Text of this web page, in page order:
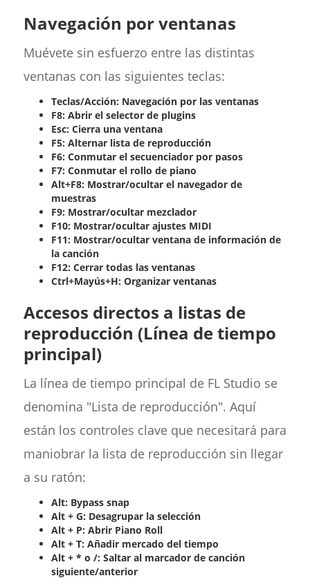
Navegación por ventanas
Muévete sin esfuerzo entre las distintas
ventanas con las siguientes teclas:
Teclas/Acción: Navegación por las ventanas
F8: Abrir el selector de plugins
Esc: Cierra una ventana
F5: Alternar lista de reproducción
F6: Conmutar el secuenciador por pasos
F7: Conmutar el rollo de piano
Alt+F8: Mostrar/ocultar el navegador de
muestras
F9: Mostrar/ocultar mezclador
F10: Mostrar/ocultar ajustes MIDI
F11: Mostrar/ocultar ventana de información de
la canción
F12: Cerrar todas las ventanas
Ctrl+Mayús+H: Organizar ventanas
Accesos directos a listas de
reproducción (Línea de tiempo
principal)
La línea de tiempo principal de FL Studio se
denomina "Lista de reproducción". Aquí
están los controles clave que necesitará para
maniobrar la lista de reproducción sin llegar
a su ratón:
Alt: Bypass snap
Alt + G: Desagrupar la selección
Alt + P: Abrir Piano Roll
Alt + T: Añadir mercado del tiempo
Alt + * o /: Saltar al marcador de canción
siguiente/anterior